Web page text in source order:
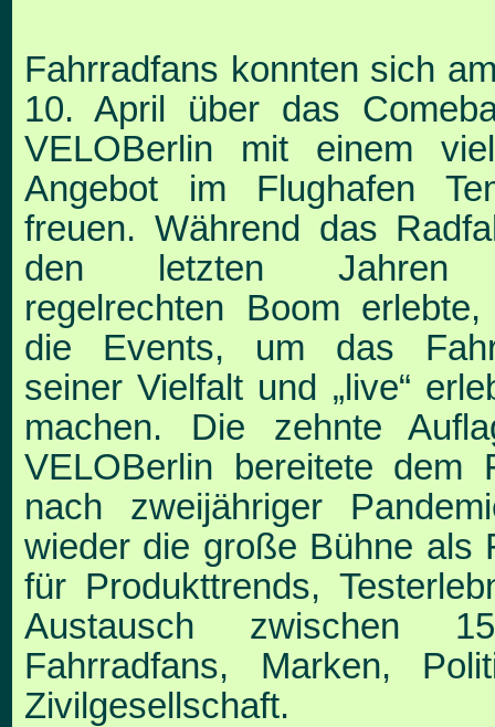
Fahrradfans konnten sich
10. April über das
VELOBerlin mit einem
Angebot im Flughafen
freuen. Während das
den letzten Jahren
regelrechten Boom
die Events, um das
seiner Vielfalt und „live“
machen. Die zehnte
VELOBerlin bereitete dem
nach zweijähriger
wieder die große Bühne als
für Produkttrends,
Austausch zwischen
Fahrradfans, Marken, Po
Zivilgesellschaft.